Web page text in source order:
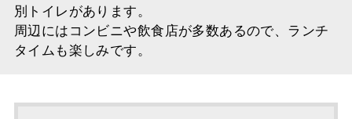
別トイレがあります。
周辺にはコンビニや飲食店が多数あるので、ランチ
タイムも楽しみです。